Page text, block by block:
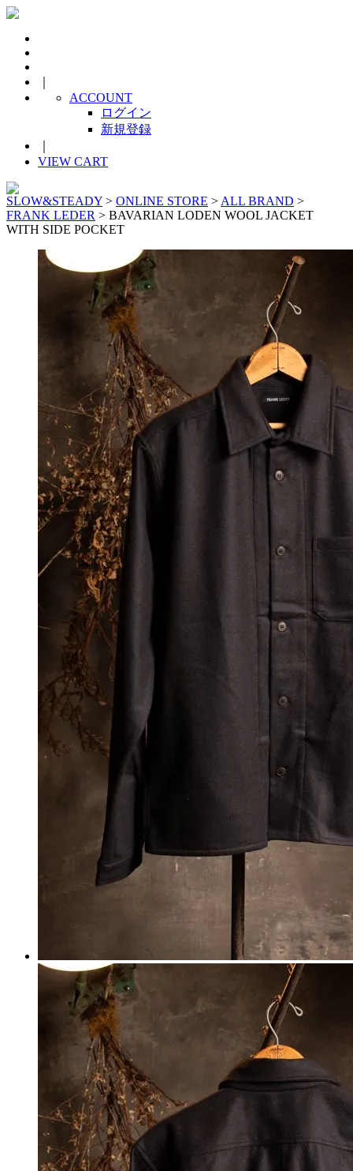
ACCOUNT
ログイン
新規登録
VIEW CART
SLOW&STEADY > ONLINE STORE > ALL BRAND >
FRANK LEDER > BAVARIAN LODEN WOOL JACKET
WITH SIDE POCKET